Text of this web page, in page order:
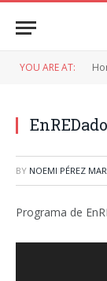
YOU ARE AT:
BY NOEMI PÉREZ
Programa de